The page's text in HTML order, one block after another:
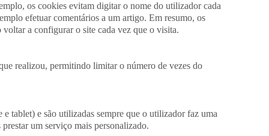
os cookies evitam digitar o nome do utilizador cada
efetuar comentários a um artigo. Em resumo, os
a configurar o site cada vez que o visita.
realizou, permitindo limitar o número de vezes do
tablet) e são utilizadas sempre que o utilizador faz uma
um serviço mais personalizado.